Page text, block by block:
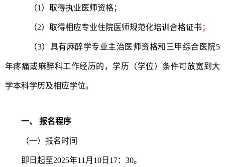
（1）取得执业医师资格；
（2）取得相应专业住院医师规范化培训合格证书 ；
（3）具有麻醉学专业主治医师资格和三甲综合医院5
年疼痛或麻醉科工作经历的，学历（学位）条件可放宽到大
学本科学历及相应学位。
一、 报名程序
（一）报名时间
即日起至2025年11 月 10 日 17： 30。